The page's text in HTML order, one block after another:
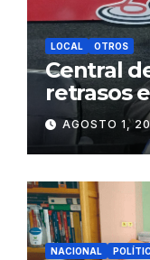
LOCAL OTROS
Central
retrasos
de Agua
Juliaca
AGOSTO 1,
NACIONAL